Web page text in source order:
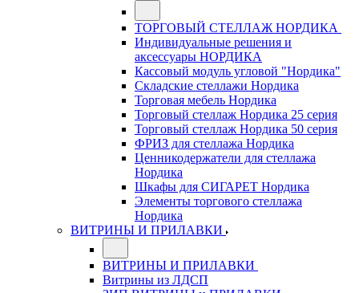
ТОРГОВЫЙ СТЕЛЛАЖ НОРДИКА
Индивидуальные решения и
аксессуары НОРДИКА
Кассовый модуль угловой "Нордика"
Складские стеллажи Нордика
Торговая мебель Нордика
Торговый стеллаж Нордика 25 серия
Торговый стеллаж Нордика 50 серия
ФРИЗ для стеллажа Нордика
Ценникодержатели для стеллажа
Нордика
Шкафы для СИГАРЕТ Нордика
Элементы торгового стеллажа
Нордика
ВИТРИНЫ И ПРИЛАВКИ
ВИТРИНЫ И ПРИЛАВКИ
Витрины из ЛДСП